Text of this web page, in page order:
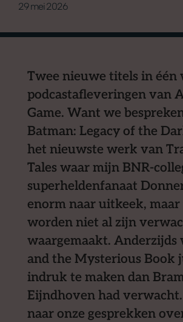
29 mei 2026
Twee nieuwe titels in één
podcastafleveringen van
Game. Want we
Batman: Legacy of the
het nieuwste werk van
Tales waar mijn BNR-
superheldenfanaat
enorm naar uitkeek,
worden niet al zijn
waargemaakt. Anderzijds
and the Mysterious Book
indruk te maken dan
Eijndhoven had
naar onze gesprekken